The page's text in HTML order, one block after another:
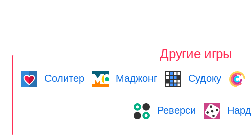
Другие игры
Солитер Маджонг Судоку
Реверси